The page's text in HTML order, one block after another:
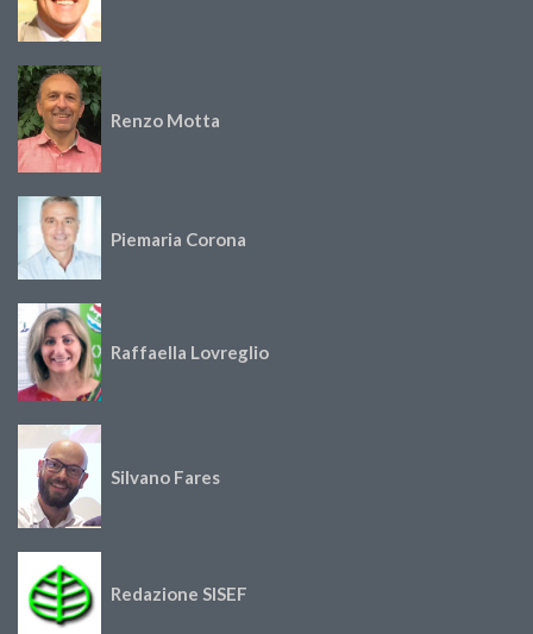
Renzo Motta
Piemaria Corona
Raffaella Lovreglio
Silvano Fares
Redazione SISEF